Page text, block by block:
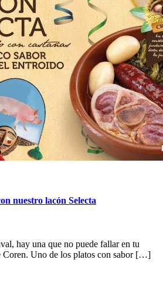
nuestro lacón Selecta
hay una que no puede fallar en tu
Coren. Uno de los platos con sabor […]